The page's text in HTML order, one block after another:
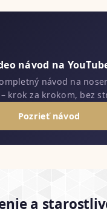
návod na
návod na
krok za krokom, bez
Pozrieť návod
a